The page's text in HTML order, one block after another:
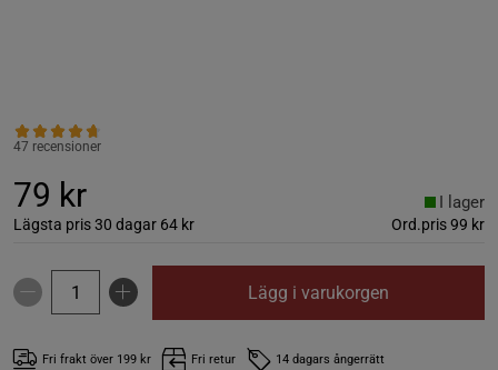
47 recensioner
79 kr
Lägsta pris 30 dagar 64 kr Ord.pris99 kr
I lager
Lägg i varukorgen
Fri frakt över 199 kr Fri retur 14 dagars ångerrätt